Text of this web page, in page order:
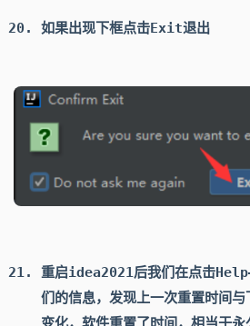
如果出现下框点击Exit退出
重启idea2021后我们在点击
们的信息，发现上一次重置时间